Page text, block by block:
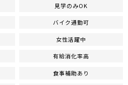
見学のみOK
バイク通勤可
女性活躍中
有給消化率高
食事補助あり